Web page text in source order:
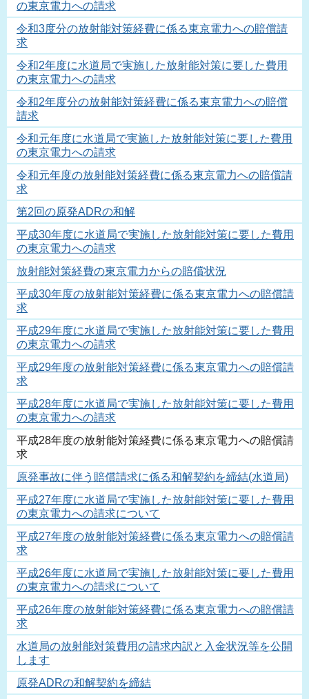
の東京電力への請求
令和3度分の放射能対策経費に係る東京電力への賠償請
求
令和2年度に水道局で実施した放射能対策に要した費用
の東京電力への請求
令和2年度分の放射能対策経費に係る東京電力への賠償
請求
令和元年度に水道局で実施した放射能対策に要した費用
の東京電力への請求
令和元年度の放射能対策経費に係る東京電力への賠償請
求
第2回の原発ADRの和解
平成30年度に水道局で実施した放射能対策に要した費用
の東京電力への請求
放射能対策経費の東京電力からの賠償状況
平成30年度の放射能対策経費に係る東京電力への賠償請
求
平成29年度に水道局で実施した放射能対策に要した費用
の東京電力への請求
平成29年度の放射能対策経費に係る東京電力への賠償請
求
平成28年度に水道局で実施した放射能対策に要した費用
の東京電力への請求
平成28年度の放射能対策経費に係る東京電力への賠償請
求
原発事故に伴う賠償請求に係る和解契約を締結(水道局)
平成27年度に水道局で実施した放射能対策に要した費用
の東京電力への請求について
平成27年度の放射能対策経費に係る東京電力への賠償請
求
平成26年度に水道局で実施した放射能対策に要した費用
の東京電力への請求について
平成26年度の放射能対策経費に係る東京電力への賠償請
求
水道局の放射能対策費用の請求内訳と入金状況等を公開
します
原発ADRの和解契約を締結